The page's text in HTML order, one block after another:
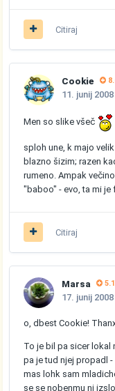
Citiraj
Cookie
11. junij 2008
Men so slike všeč
sploh une, k majo
blazno šizim; razen
rumeno. Ampak
"baboo" - evo, ta mi
Citiraj
Marsa
17. junij 2008
o, dbest Cookie!
To je bil pa sicer lokal
pa je tud njej propadl -
mas lohk sam
se se nobenmu ni